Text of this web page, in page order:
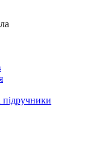
підручники